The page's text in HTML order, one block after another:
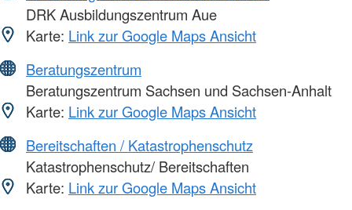
DRK Ausbildungszentrum Aue
Karte: Link zur Google Maps Ansicht
Beratungszentrum
Beratungszentrum Sachsen und Sachsen-Anhalt
Karte: Link zur Google Maps Ansicht
Bereitschaften / Katastrophenschutz
Katastrophenschutz/ Bereitschaften
Karte: Link zur Google Maps Ansicht